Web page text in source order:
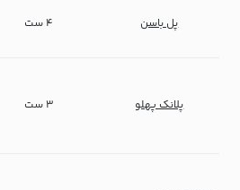
پل باسن ۴ ست
پلانک پهلو ۳ ست